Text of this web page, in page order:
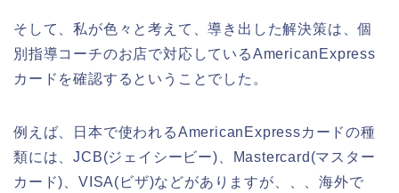
そして、私が色々と考えて、導き出した解決策は、個
別指導コーチのお店で対応しているAmericanExpress
カードを確認するということでした。
例えば、日本で使われるAmericanExpressカードの種
類には、JCB(ジェイシービー)、Mastercard(マスター
カード)、VISA(ビザ)などがありますが、、、海外で